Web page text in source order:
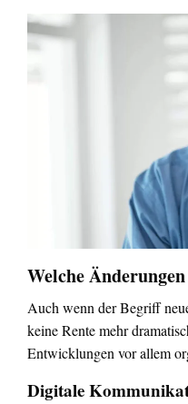
Welche
Auch wenn der Begriff
keine Rente mehr
Entwicklungen vor allem
Digitale